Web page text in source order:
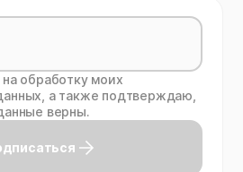
обработку моих
а также подтверждаю,
верны.